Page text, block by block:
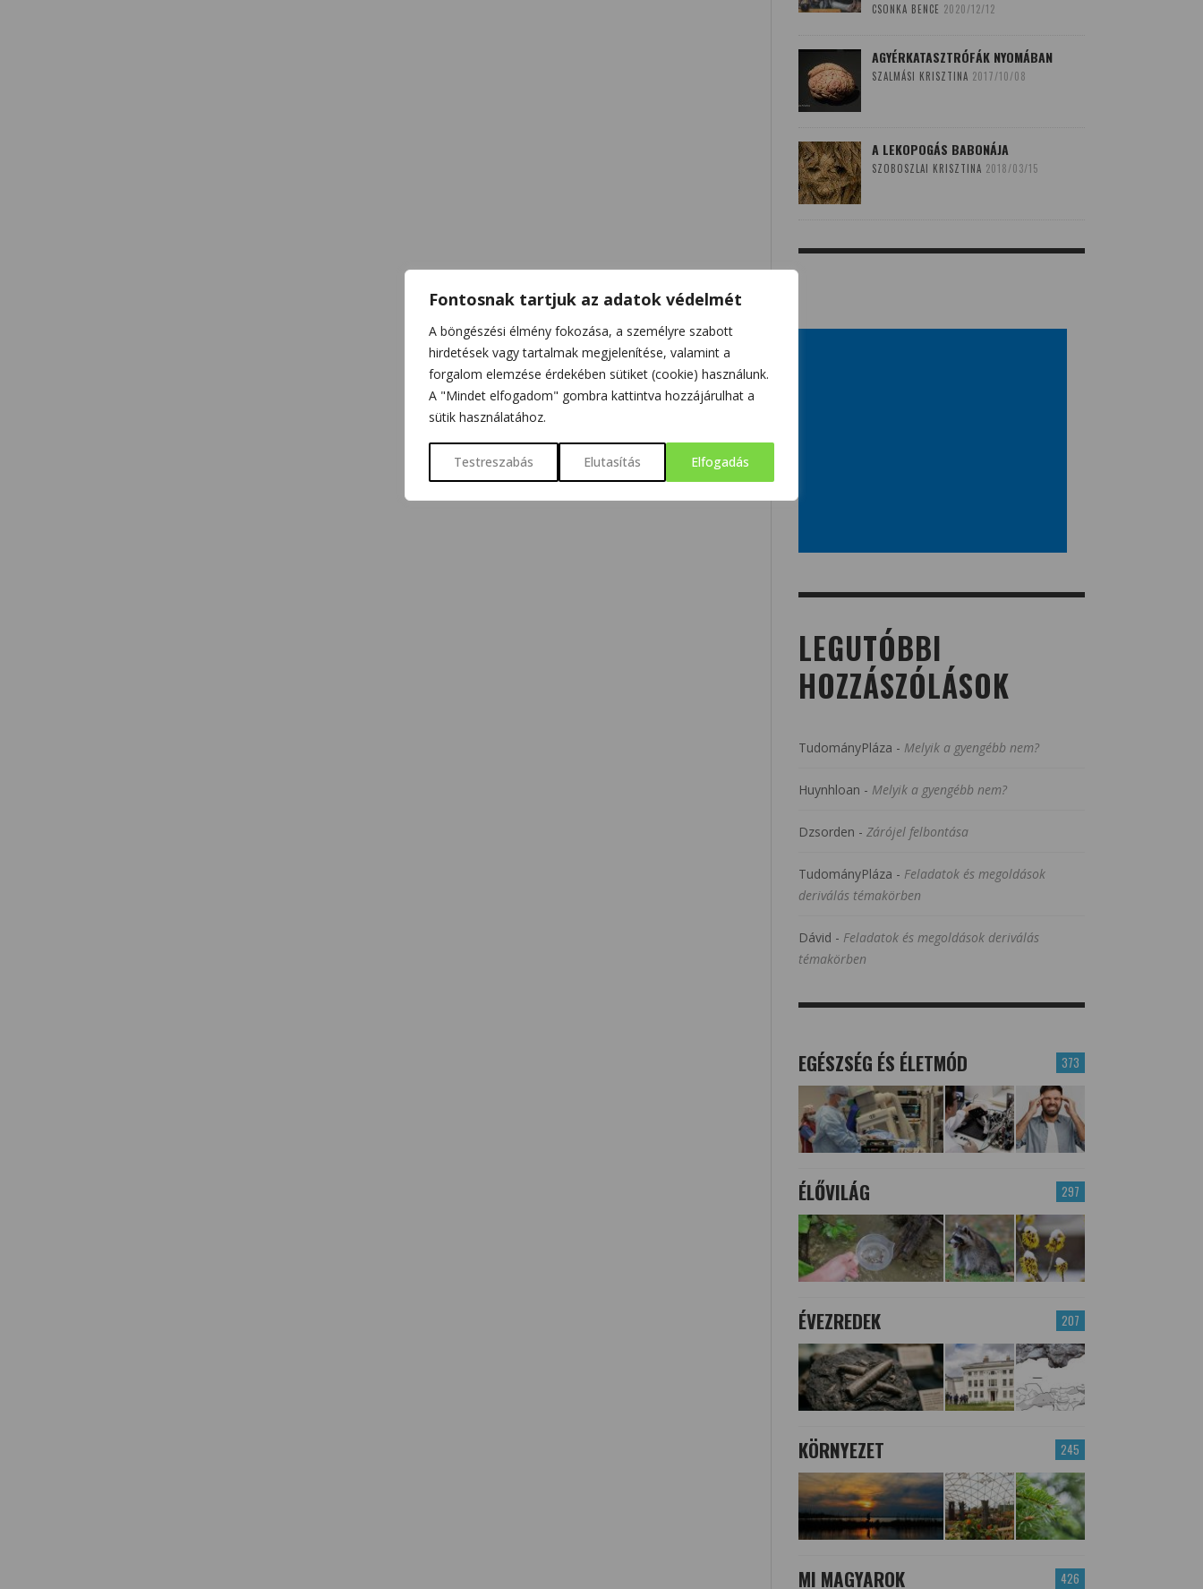
Fontosnak tartjuk az adatok védelmét
A böngészési élmény fokozása, a személyre szabott
hirdetések vagy tartalmak megjelenítése, valamint a
forgalom elemzése érdekében sütiket (cookie) használunk.
A "Mindet elfogadom" gombra kattintva hozzájárulhat a
sütik használatához.
Testreszabás Elutasítás Elfogadás
CSONKA BENCE 2020/12/12
AGYÉRKATASZTRÓFÁK NYOMÁBAN
SZALMÁSI KRISZTINA 2017/10/08
A LEKOPOGÁS BABONÁJA
SZOBOSZLAI KRISZTINA 2018/03/15
LEGUTÓBBI
HOZZÁSZÓLÁSOK
TudományPláza - Melyik a gyengébb nem?
Huynhloan - Melyik a gyengébb nem?
Dzsorden - Zárójel felbontása
TudományPláza - Feladatok és megoldások
deriválás témakörben
Dávid - Feladatok és megoldások deriválás
témakörben
373
EGÉSZSÉG ÉS ÉLETMÓD
297
ÉLŐVILÁG
207
ÉVEZREDEK
245
KÖRNYEZET
426
MI MAGYAROK